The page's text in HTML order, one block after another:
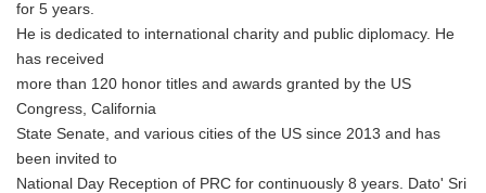
for 5 years.
He is dedicated to international charity and public diplomacy. He
has received
more than 120 honor titles and awards granted by the US
Congress, California
State Senate, and various cities of the US since 2013 and has
been invited to
National Day Reception of PRC for continuously 8 years. Dato' Sri